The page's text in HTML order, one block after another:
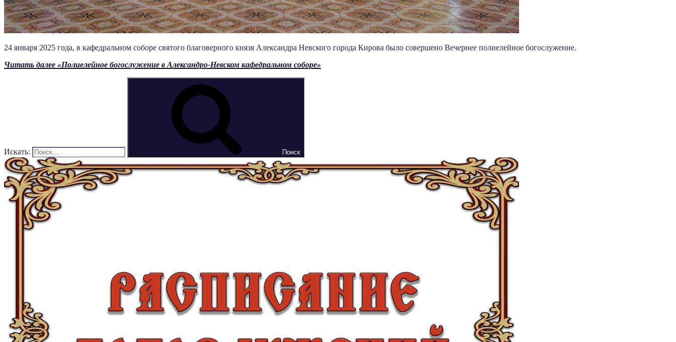
24 января 2025 года, в кафедральном соборе святого благоверного князя Александра Невского города Кирова было совершено Вечернее полиелейное богослужение.
Читать далее «Полиелейное богослужение в Александро-Невском кафедральном соборе»
Искать: Поиск